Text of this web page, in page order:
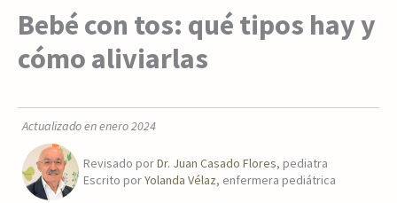
Bebé con tos: qué tipos hay y
cómo aliviarlas
Actualizado en enero 2024
Revisado porDr. Juan Casado Flores, pediatra
Escrito porYolanda Vélaz, enfermera pediátrica